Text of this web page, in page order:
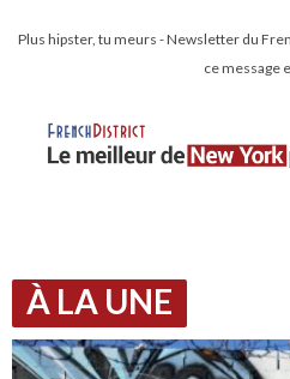
Plus hipster, tu meurs - Newsletter du
ce message
À LA UNE